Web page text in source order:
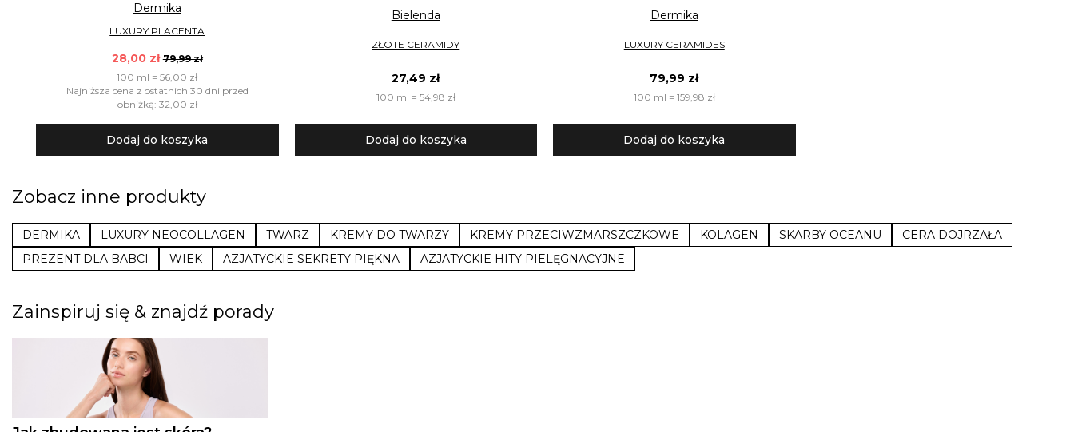
Dermika
LUXURY PLACENTA
28,00 zł 79,99 zł
100 ml = 56,00 zł
Najniższa cena z ostatnich 30 dni przed
obniżką: 32,00 zł
Dodaj do koszyka
Bielenda
ZŁOTE CERAMIDY
27,49 zł
100 ml = 54,98 zł
Dodaj do koszyka
Dermika
LUXURY CERAMIDES
79,99 zł
100 ml = 159,98 zł
Dodaj do koszyka
Zobacz inne produkty
DERMIKA LUXURY NEOCOLLAGEN TWARZ KREMY DO TWARZY KREMY PRZECIWZMARSZCZKOWE KOLAGEN SKARBY OCEANU
CERA DOJRZAŁA
PREZENT DLA BABCI
WIEK AZJATYCKIE SEKRETY PIĘKNA AZJATYCKIE HITY PIELĘGNACYJNE
Zainspiruj się & znajdź porady